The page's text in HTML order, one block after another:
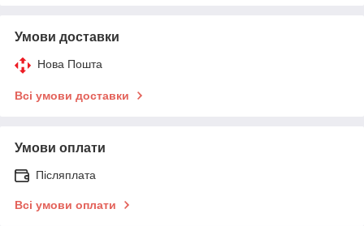
Умови доставки
Нова Пошта
Всі умови доставки
Умови оплати
Післяплата
Всі умови оплати